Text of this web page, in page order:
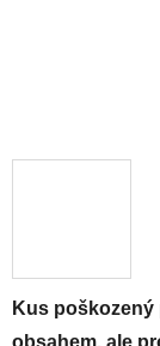
Kus poškozený